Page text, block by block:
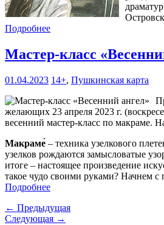
Подробнее
Мастер-класс
01.04.2023 14+, Пушкинская карта
желающих 23 апреля 2023 г.
весенний мастер-класс по макраме.
Макраме́ – техника узелкового
узелков рождаются замысловатые
итоге – настоящее произведение
такое чудо своими руками? Начнем с
Подробнее
← Предыдущая
Следующая →